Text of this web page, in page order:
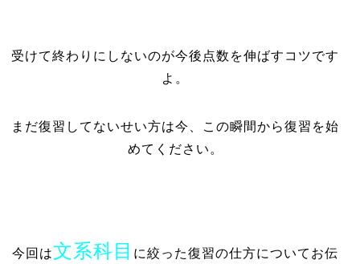
受けて終わりにしないのが今後点数を伸ばすコツです
よ。
まだ復習してないせい方は今、この瞬間から復習を始
めてください。
今回は文系科目 に絞った復習の仕方についてお伝